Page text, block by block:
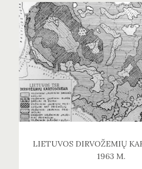
LIETUVOS DIRVOŽEMIŲ
1963 M.